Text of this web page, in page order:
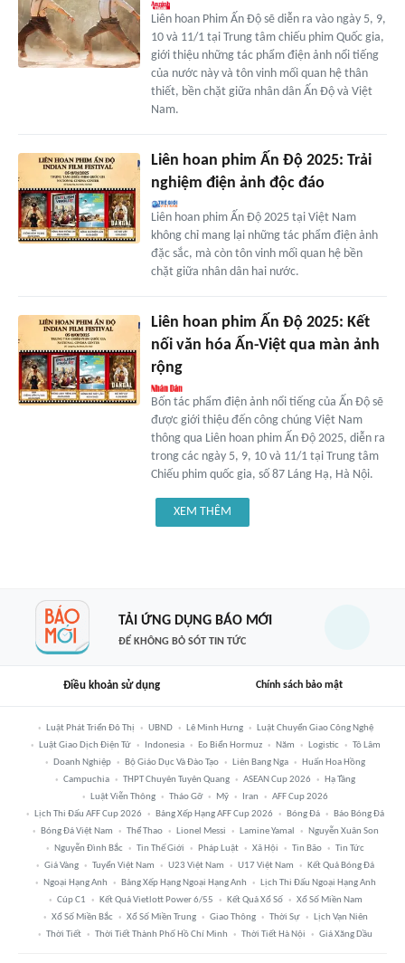
Liên hoan Phim Ấn Độ sẽ diễn ra vào ngày 5, 9,
10 và 11/1 tại Trung tâm chiếu phim Quốc gia,
giới thiệu những tác phẩm điện ảnh nổi tiếng
của nước này và tôn vinh mối quan hệ thân
thiết, bền chặt giữa nhân dân Ấn Độ và Việt
Nam.
Liên hoan phim Ấn Độ 2025: Trải
nghiệm điện ảnh độc đáo
Liên hoan phim Ấn Độ 2025 tại Việt Nam
không chỉ mang lại những tác phẩm điện ảnh
đặc sắc, mà còn tôn vinh mối quan hệ bền
chặt giữa nhân dân hai nước.
Liên hoan phim Ấn Độ 2025: Kết
nối văn hóa Ấn-Việt qua màn ảnh
rộng
Bốn tác phẩm điện ảnh nổi tiếng của Ấn Độ sẽ
được giới thiệu đến công chúng Việt Nam
thông qua Liên hoan phim Ấn Độ 2025, diễn ra
trong các ngày 5, 9, 10 và 11/1 tại Trung tâm
Chiếu phim quốc gia, số 87 Láng Hạ, Hà Nội.
XEM THÊM
TẢI ỨNG DỤNG BÁO MỚI
ĐỂ KHÔNG BỎ SÓT TIN TỨC
Điều khoản sử dụng Chính sách bảo mật
Luật Phát Triển Đô Thị UBND Lê Minh Hưng
Luật Chuyển Giao Công Nghệ
Luật Giao Dịch Điện Tử
Indonesia Eo Biển Hormuz Năm Logistic
Tô Lâm
Doanh Nghiệp
Bộ Giáo Dục Và Đào Tạo Liên Bang Nga
Huấn Hoa Hồng
Campuchia
THPT Chuyên Tuyên Quang ASEAN Cup 2026
Hạ Tầng
Luật Viễn Thông
Tháo Gỡ Mỹ Iran
AFF Cup 2026
Lịch Thi Đấu AFF Cup 2026
Bảng Xếp Hạng AFF Cup 2026 Bóng Đá
Báo Bóng Đá
Bóng Đá Việt Nam
Thể Thao Lionel Messi Lamine Yamal
Nguyễn Xuân Son
Nguyễn Đình Bắc
Tin Thế Giới Pháp Luật Xã Hội Tin Bão
Tin Tức
Giá Vàng
Tuyển Việt Nam U23 Việt Nam U17 Việt Nam
Kết Quả Bóng Đá
Ngoại Hạng Anh
Bảng Xếp Hạng Ngoại Hạng Anh
Lịch Thi Đấu Ngoại Hạng Anh
Cúp C1
Kết Quả Vietlott Power 6/55 Kết Quả Xổ Số
Xổ Số Miền Nam
Xổ Số Miền Bắc
Xổ Số Miền Trung Giao Thông Thời Sự
Lịch Vạn Niên
Thời Tiết
Thời Tiết Thành Phố Hồ Chí Minh Thời Tiết Hà Nội Giá Xăng Dầu